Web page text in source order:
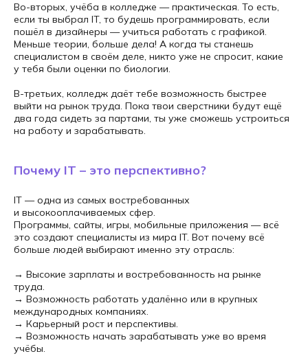
Во-вторых, учёба в колледже — практическая. То есть,
если ты выбрал IT, то будешь программировать, если
пошёл в дизайнеры — учиться работать с графикой.
Меньше теории, больше дела! А когда ты станешь
специалистом в своём деле, никто уже не спросит, какие
у тебя были оценки по биологии.
В-третьих, колледж даёт тебе возможность быстрее
выйти на рынок труда. Пока твои сверстники будут ещё
два года сидеть за партами, ты уже сможешь устроиться
на работу и зарабатывать.
Почему IT – это перспективно?
IT — одна из самых востребованных
и высокооплачиваемых сфер.
Программы, сайты, игры, мобильные приложения — всё
это создают специалисты из мира IT. Вот почему всё
больше людей выбирают именно эту отрасль:
→ Высокие зарплаты и востребованность на рынке
труда.
→ Возможность работать удалённо или в крупных
международных компаниях.
→ Карьерный рост и перспективы.
→ Возможность начать зарабатывать уже во время
учёбы.